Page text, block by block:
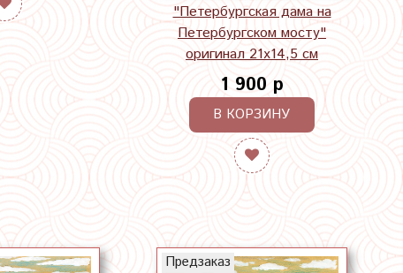
"Петербургская дама на
Петербургском мосту"
оригинал 21х14,5 см
1 900 р
В КОРЗИНУ
Предзаказ